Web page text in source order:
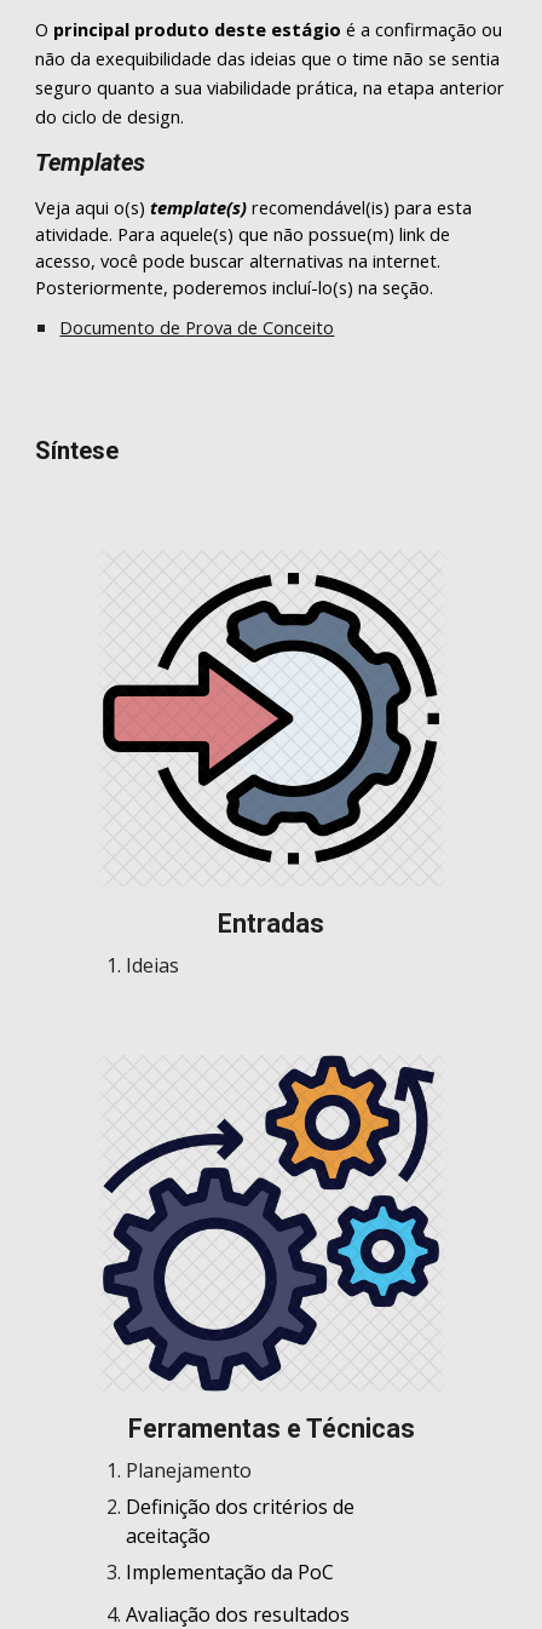
O principal produto deste estágioé a confirmação ou
não daexequibilidadedas ideias que o time não se sentia
seguro quanto a sua viabilidade prática, na etapa anterior
do ciclode design.
Templates
Veja aqui o(s)template(s)recomendável(is) para esta
atividade. Para aquele(s) que não possue(m) link de
acesso, você pode buscar alternativas na internet.
Posteriormente, poderemos incluí-lo(s) na seção.
Documento de Prova de Conceito
Síntese
Entradas
Ideias
Ferramentas e Técnicas
Planejamento
Definição dos critérios de
aceitação
Implementação da PoC
Avaliação dos resultados